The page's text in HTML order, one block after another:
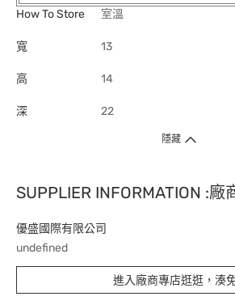
How To Store
室溫
寬 13
高 14
深 22
隱藏
SUPPLIER INFORMATION :廠
優盛國際有限公司
undefined
進入廠商專店逛逛，湊